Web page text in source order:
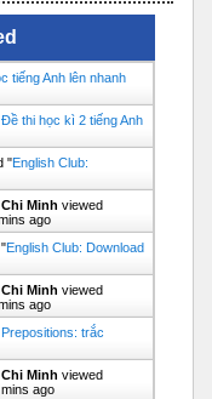
tiếng Anh lên nhanh
Đề thi học kì 2 tiếng Anh
"English Club:
Minh viewed
ago
English Club: Download
Minh viewed
ago
trắc
Minh viewed
ago